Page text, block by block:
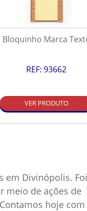
Bloquinho Marca
REF: 93662
VER PRODUTO
em Divinópolis. Foi
meio de ações de
hoje